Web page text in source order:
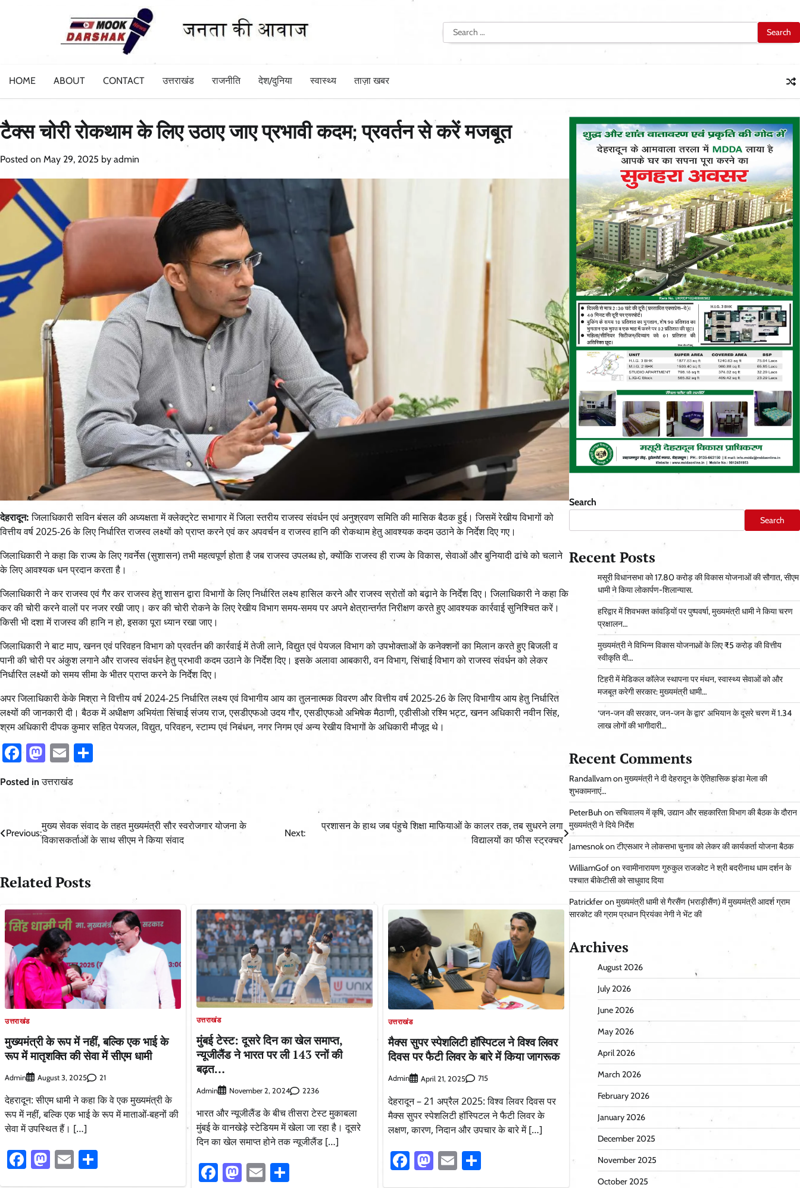
Search
for:
HOME ABOUT CONTACT उत्तराखंड राजनीति देश/दुनिया स्वास्थ्य ताज़ा खबर
टैक्स चोरी रोकथाम के लिए उठाए जाए प्रभावी कदम; प्रवर्तन से करें मजबूत
Posted on May 29, 2025 byadmin
देहरादून:जिलाधिकारी सविन बंसल की अध्यक्षता में क्लेक्ट्रेट सभागार में जिला स्तरीय राजस्व संवर्धन एवं अनुश्रवण समिति की मासिक बैठक हुई। जिसमें रेखीय विभागों को
वित्तीय वर्ष 2025-26 के लिए निर्धारित राजस्व लक्ष्यों को प्राप्त करने एवं कर अपवर्चन व राजस्व हानि की रोकथाम हेतु आवश्यक कदम उठाने के निर्देश दिए गए।
जिलाधिकारी ने कहा कि राज्य के लिए गवर्नेस (सुशासन) तभी महत्वपूर्ण होता है जब राजस्व उपलब्ध हो, क्योंकि राजस्व ही राज्य के विकास, सेवाओं और बुनियादी ढांचे को चलाने
के लिए आवश्यक धन प्रदान करता है।
जिलाधिकारी ने कर राजस्व एवं गैर कर राजस्व हेतु शासन द्वारा विभागों के लिए निर्धारित लक्ष्य हासिल करने और राजस्व स्रोतों को बढ़ाने के निर्देश दिए। जिलाधिकारी ने कहा कि
कर की चोरी करने वालों पर नजर रखी जाए। कर की चोरी रोकने के लिए रेखीय विभाग समय-समय पर अपने क्षेत्रान्तर्गत निरीक्षण करते हुए आवश्यक कार्रवाई सुनिश्चित करें।
किसी भी दशा में राजस्व की हानि न हो, इसका पूरा ध्यान रखा जाए।
जिलाधिकारी ने बाट माप, खनन एवं परिवहन विभाग को प्रवर्तन की कार्रवाई में तेजी लाने, विद्युत एवं पेयजल विभाग को उपभोक्ताओं के कनेक्शनों का मिलान करते हुए बिजली व
पानी की चोरी पर अंकुश लगाने और राजस्व संवर्धन हेतु प्रभावी कदम उठाने के निर्देश दिए। इसके अलावा आबकारी, वन विभाग, सिंचाई विभाग को राजस्व संवर्धन को लेकर
निर्धारित लक्ष्यों को समय सीमा के भीतर प्राप्त करने के निर्देश दिए।
अपर जिलाधिकारी केके मिश्रा ने वित्तीय वर्ष 2024-25 निर्धारित लक्ष्य एवं विभागीय आय का तुलनात्मक विवरण और वित्तीय वर्ष 2025-26 के लिए विभागीय आय हेतु निर्धारित
लक्ष्यों की जानकारी दी। बैठक में अधीक्षण अभियंता सिंचाई संजय राज, एसडीएफओ उदय गौर, एसडीएफओ अभिषेक मैठाणी, एडीसीओ रश्मि भट्ट, खनन अधिकारी नवीन सिंह,
श्रम अधिकारी दीपक कुमार सहित पेयजल, विद्युत, परिवहन, स्टाम्प एवं निबंधन, नगर निगम एवं अन्य रेखीय विभागों के अधिकारी मौजूद थे।
Facebook
Mastodon
Email
Posted inउत्तराखंड
Post
Previous:
मुख्य सेवक संवाद के तहत मुख्यमंत्री सौर स्वरोजगार योजना के
विकासकर्ताओं के साथ सीएम ने किया संवाद
Next:
प्रशासन के हाथ जब पंहुचे शिक्षा माफियाओं के कालर तक, तब सुधरने लगा
विद्यालयों का फीस स्ट्रक्चर
Related Posts
उत्तराखंड
मुख्यमंत्री के रूप में नहीं, बल्कि एक भाई के
रूप में मातृशक्ति की सेवा में सीएम धामी
Admin August 3, 2025 21
देहरादून: सीएम धामी ने कहा कि वे एक मुख्यमंत्री के
रूप में नहीं, बल्कि एक भाई के रूप में माताओं-बहनों की
सेवा में उपस्थित हैं। […]
Facebook
Mastodon
Email
उत्तराखंड
मुंबई टेस्ट: दूसरे दिन का खेल समाप्त,
न्यूजीलैंड ने भारत पर ली 143 रनों की
बढ़त…
Admin November 2, 2024 2236
भारत और न्यूजीलैंड के बीच तीसरा टेस्ट मुकाबला
मुंबई के वानखेड़े स्टेडियम में खेला जा रहा है। दूसरे
दिन का खेल समाप्त होने तक न्यूजीलैंड […]
Facebook
Mastodon
EmailShare
उत्तराखंड
मैक्स सुपर स्पेशलिटी हॉस्पिटल ने विश्व लिवर
दिवस पर फैटी लिवर के बारे में किया जागरूक
Admin April 21, 2025 715
देहरादून – 21 अप्रैल 2025: विश्व लिवर दिवस पर
मैक्स सुपर स्पेशलिटी हॉस्पिटल ने फैटी लिवर के
लक्षण, कारण, निदान और उपचार के बारे में […]
Facebook
Mastodon
EmailShare
Search
Search
Recent Posts
मसूरी विधानसभा को 17.80 करोड़ की विकास योजनाओं की सौगात, सीएम
धामी ने किया लोकार्पण-शिलान्यास.
हरिद्वार में शिवभक्त कांवड़ियों पर पुष्पवर्षा, मुख्यमंत्री धामी ने किया चरण
प्रक्षालन…
मुख्यमंत्री ने विभिन्न विकास योजनाओं के लिए ₹5 करोड़ की वित्तीय
स्वीकृति दी…
टिहरी में मेडिकल कॉलेज स्थापना पर मंथन, स्वास्थ्य सेवाओं को और
मजबूत करेगी सरकार: मुख्यमंत्री धामी…
‘जन-जन की सरकार, जन-जन के द्वार’ अभियान के दूसरे चरण में 1.34
लाख लोगों की भागीदारी…
Recent Comments
Randallvamonमुख्यमंत्री ने दी देहरादून के ऐतिहासिक झंडा मेला की
शुभकामनाएं…
PeterBuhonसचिवालय में कृषि, उद्यान और सहकारिता विभाग की बैठक के दौरान
मुख्यमंत्री ने दिये निर्देश
Jamesnokonटीएसआर ने लोकसभा चुनाव को लेकर की कार्यकर्ता योजना बैठक
WilliamGofonस्वामीनारायण गुरुकुल राजकोट ने श्री बदरीनाथ धाम दर्शन के
पश्चात बीकेटीसी को साधुवाद दिया
Patrickferonमुख्यमंत्री धामी से गैरसैंण (भराड़ीसैंण) में मुख्यमंत्री आदर्श ग्राम
सारकोट की ग्राम प्रधान प्रियंका नेगी ने भेंट की
Archives
August 2026
July 2026
June 2026
May 2026
April 2026
March 2026
February 2026
January 2026
December 2025
November 2025
October 2025